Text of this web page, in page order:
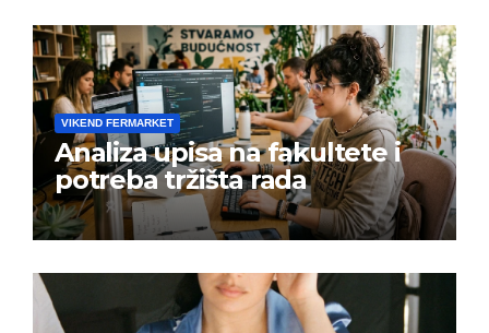
VIKEND FERMARKET
Analiza upisa na fakultete i
potreba tržišta rada